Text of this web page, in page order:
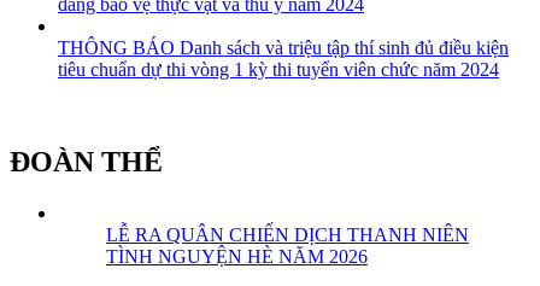
đẳng bảo vệ thực vật và thú y năm 2024
THÔNG BÁO Danh sách và triệu tập thí sinh đủ điều kiện
tiêu chuẩn dự thi vòng 1 kỳ thi tuyển viên chức năm 2024
ĐOÀN THỂ
LỄ RA QUÂN CHIẾN DỊCH THANH NIÊN
TÌNH NGUYỆN HÈ NĂM 2026